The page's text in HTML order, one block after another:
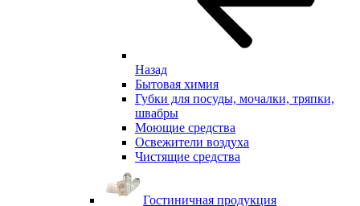
Назад
Бытовая химия
Губки для посуды, мочалки, тряпки,
швабры
Моющие средства
Освежители воздуха
Чистящие средства
Гостиничная продукция